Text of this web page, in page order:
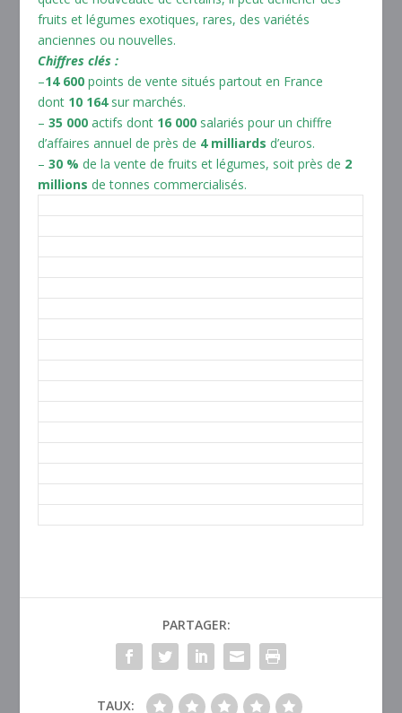
fruits et légumes exotiques, rares, des variétés
anciennes ou nouvelles.
Chiffres clés :
–14 600points de vente situés partout en France
dont 10 164sur marchés.
– 35 000 actifs dont 16 000 salariés pour un chiffre
d’affaires annuel de près de 4 milliards d’euros.
–30 % de la vente de fruits et légumes, soit près de 2
millions de tonnes commercialisés.
PARTAGER:
TAUX: